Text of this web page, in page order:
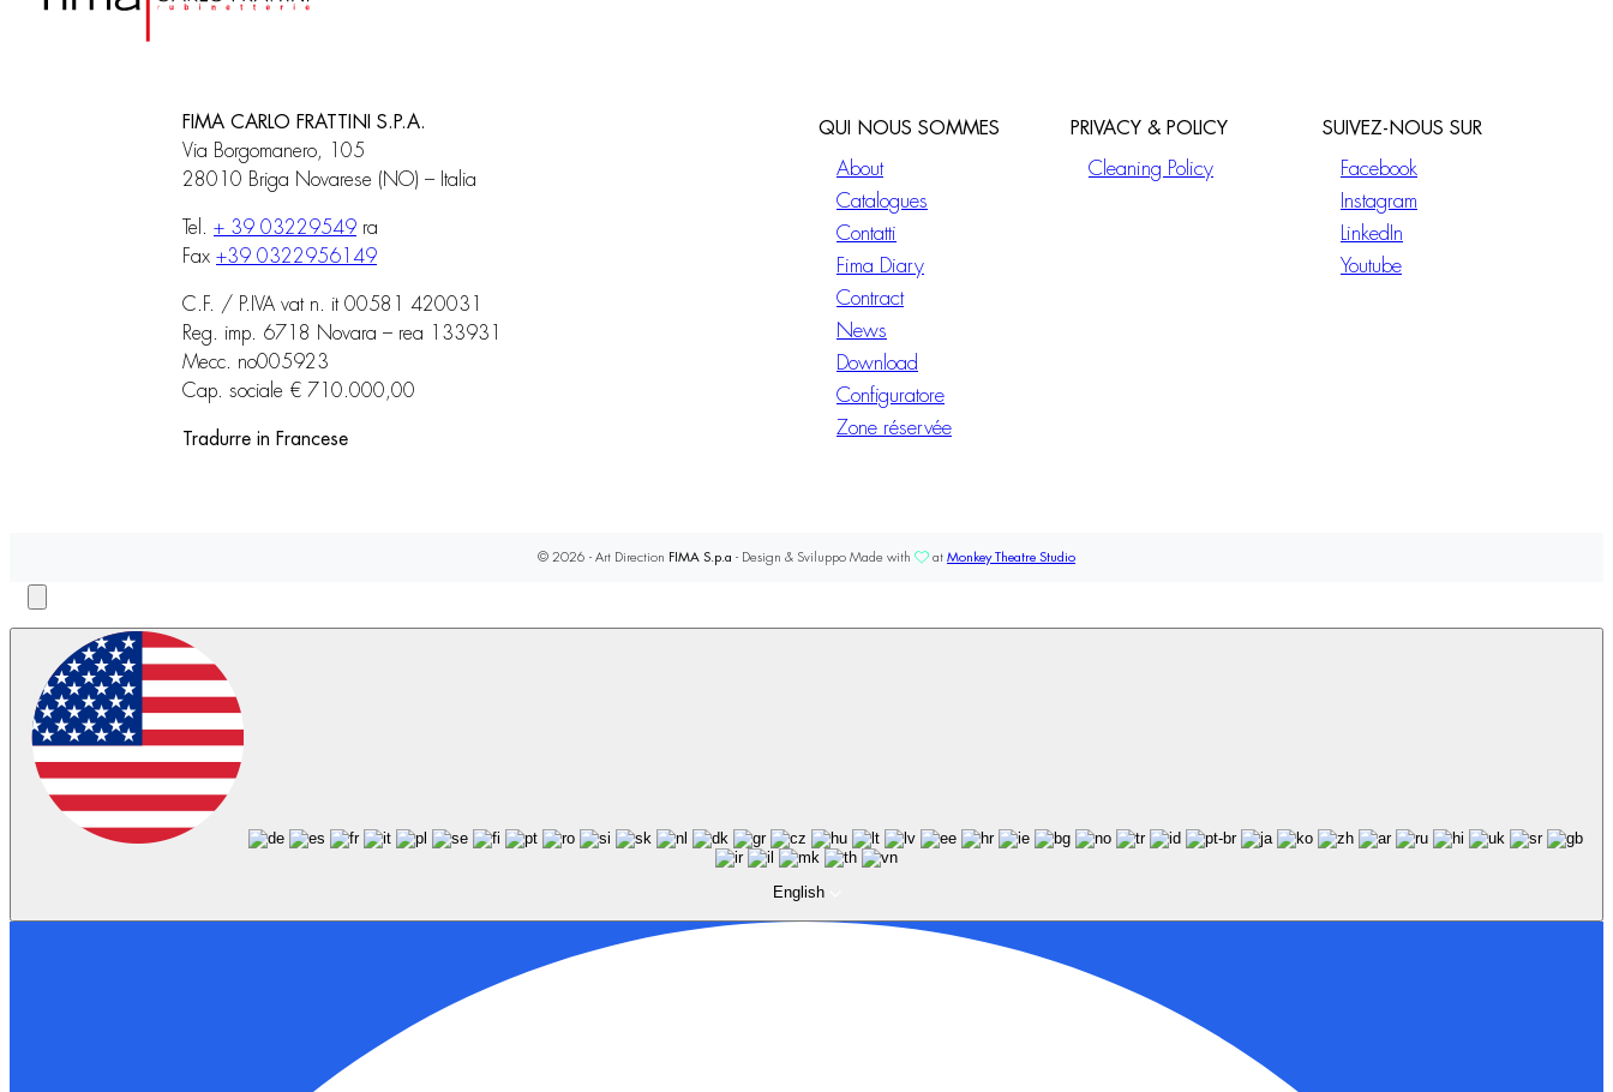
FIMA CARLO FRATTINI S.P.A.
Via Borgomanero, 105
28010 Briga Novarese (NO) – Italia
Tel. + 39 03229549 ra
Fax +39 0322956149
C.F. / P.IVA vat n. it 00581 420031
Reg. imp. 6718 Novara – rea 133931
Mecc. no005923
Cap. sociale € 710.000,00
Tradurre in Francese
QUI NOUS SOMMES
About
Catalogues
Contatti
Fima Diary
Contract
News
Download
Configuratore
Zone réservée
PRIVACY & POLICY
Cleaning Policy
SUIVEZ-NOUS SUR
Facebook
Instagram
LinkedIn
Youtube
© 2026 - Art Direction FIMA S.p.a - Design & Sviluppo Made with at Monkey Theatre Studio
English